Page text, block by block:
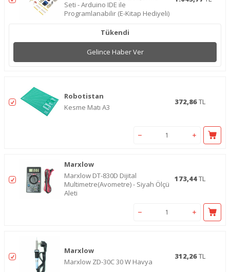
Seti - Arduino IDE ile
Programlanabilir (E-Kitap Hediyeli)
Tükendi
Gelince Haber Ver
Robotistan
Kesme Matı A3
372,86TL
Marxlow
Marxlow DT-830D Dijital
Multimetre(Avometre) - Siyah Ölçü
Aleti
173,44TL
Marxlow
Marxlow ZD-30C 30 W Havya
312,26TL